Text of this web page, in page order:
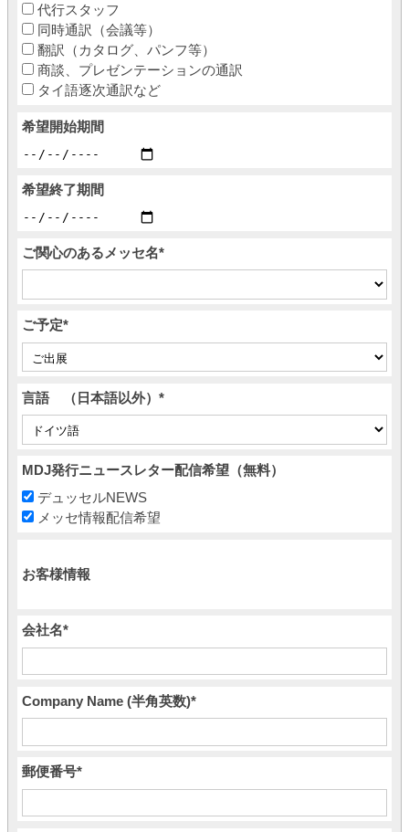
代行スタッフ
同時通訳（会議等）
翻訳（カタログ、パンフ等）
商談、プレゼンテーションの通訳
タイ語逐次通訳など
希望開始期間
希望終了期間
ご関心のあるメッセ名*
ご予定*
言語 （日本語以外） *
MDJ発行ニュースレター配信希望（無料）
デュッセルNEWS
メッセ情報配信希望
お客様情報
会社名*
Company Name (半角英数)*
郵便番号*